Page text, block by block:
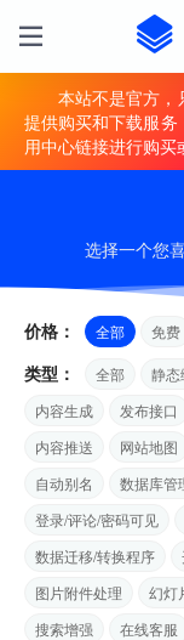
本站不是官方，
提供购买和下载服
用中心链接进行购买
选择一个您
价格： 全部 免费
类型： 全部 静态
内容生成
发布接口
内容推送
网站地图
自动别名
数据库管
登录/评论/密码可见
数据迁移/转换程序
图片附件处理
幻灯
搜索增强
在线客服